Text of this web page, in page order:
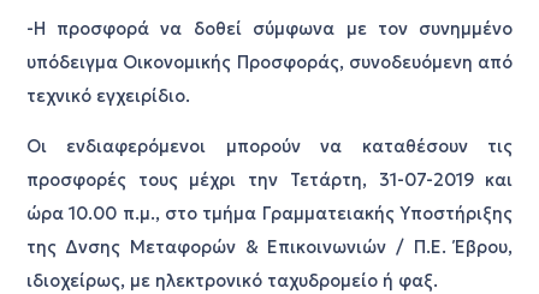
-Η προσφορά να δοθεί σύμφωνα με τον συνημμένο
υπόδειγμα Οικονομικής Προσφοράς, συνοδευόμενη από
τεχνικό εγχειρίδιο.
Οι ενδιαφερόμενοι μπορούν να καταθέσουν τις
προσφορές τους μέχρι την Τετάρτη, 31-07-2019 και
ώρα 10.00 π.μ., στο τμήμα Γραμματειακής Υποστήριξης
της Δνσης Μεταφορών & Επικοινωνιών / Π.Ε. Έβρου,
ιδιοχείρως, με ηλεκτρονικό ταχυδρομείο ή φαξ.